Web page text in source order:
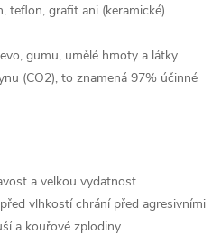
teflon, grafit ani (keramické)
gumu, umělé hmoty a látky
(CO2), to znamená 97% účinné
a velkou vydatnost
vlhkostí chrání před agresivními
a kouřové zplodiny